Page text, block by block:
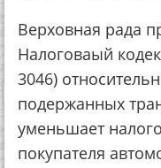
Верховная рада
Налоговаый
3046)
подержанных
уменьшает
покупателя